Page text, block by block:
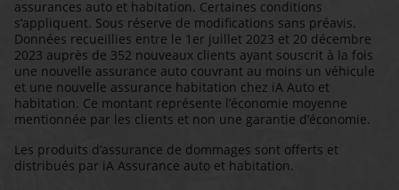
assurances auto et habitation. Certaines conditions
s’appliquent. Sous réserve de modifications sans préavis.
Données recueillies entre le 1er juillet 2023 et 20 décembre
2023 auprès de 352 nouveaux clients ayant souscrit à la fois
une nouvelle assurance auto couvrant au moins un véhicule
et une nouvelle assurance habitation chez iA Auto et
habitation. Ce montant représente l’économie moyenne
mentionnée par les clients et non une garantie d’économie.
Les produits d’assurance de dommages sont offerts et
distribués par iA Assurance auto et habitation.